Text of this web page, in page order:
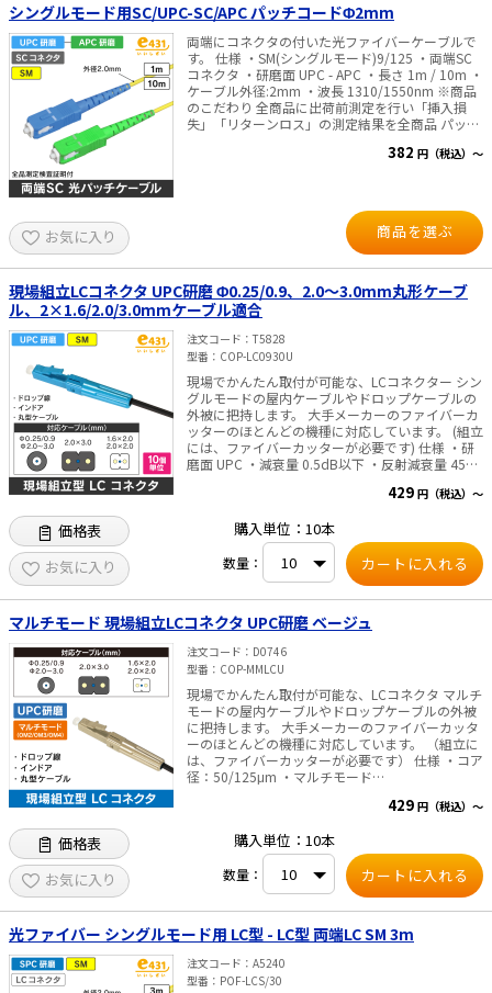
シングルモード用SC/UPC-SC/APC パッチコードΦ2mm
両端にコネクタの付いた光ファイバーケーブルで
す。 仕様 ・SM(シングルモード)9/125 ・両端SC
コネクタ ・研磨面 UPC - APC ・長さ 1m / 10m ・
ケーブル外径:2mm ・波長 1310/1550nm ※商品
のこだわり 全商品に出荷前測定を行い「挿入損
失」「リターンロス」の測定結果を全商品 パッケ
382 円（税込）～
お気に入り 商品を選ぶ
現場組立LCコネクタ UPC研磨 Φ0.25/0.9、2.0～3.0mm丸形ケーブ
ル、2×1.6/2.0/3.0mmケーブル適合
注文コード
T5828
型番
COP-LC0930U
現場でかんたん取付が可能な、LCコネクター シン
グルモードの屋内ケーブルやドロップケーブルの
外被に把持します。 大手メーカーのファイバーカ
ッターのほとんどの機種に対応しています。 (組立
には、ファイバーカッターが必要です) 仕様 ・研
磨面 UPC ・減衰量 0.5dB以下 ・反射減衰量 45dB
型ケーブル 2×1.6/2.0/3.0mmケーブル 内容物
タ10個につき1個) ・ワイパー (コネクタ10個に
つき10枚) ・日本語説明書
429 円（税込）～
価格表
お気に入り
購入単位：10本
数量：
マルチモード 現場組立LCコネクタ UPC研磨 ベージュ
注文コード
D0746
型番
COP-MMLCU
現場でかんたん取付が可能な、LCコネクタ マルチ
モードの屋内ケーブルやドロップケーブルの外被
に把持します。 大手メーカーのファイバーカッタ
ーのほとんどの機種に対応しています。 （組立に
は、ファイバーカッターが必要です） 仕様 ・コア
径：50/125μm ・マルチモード
0.5dB以下 ・反射減衰量 25dB以上 対応ケーブル
2×1.6/2.0/3.0mmケーブル 内容物 ・LCコネクタ
本体 ・カッター固定具（コネクタ10個につき1
個） ・ワイパー（コネクタ10個につき10枚） ・
日本語説明書
429 円（税込）～
価格表
お気に入り
購入単位：10本
数量：
光ファイバー シングルモード用 LC型 - LC型 両端LC SM 3m
注文コード
A5240
型番
POF-LCS/30